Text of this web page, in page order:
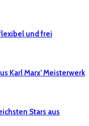
und frei
Karl Marx’ Meisterwerk
Stars aus